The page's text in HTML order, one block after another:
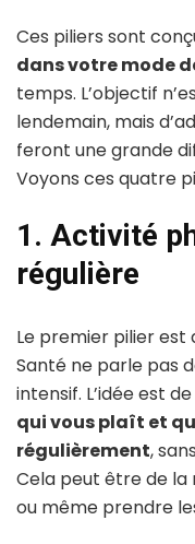
Ces piliers sont
dans votre mode
temps. L’objectif
lendemain, mais
feront une grande
Voyons ces quatre
1. Activité
régulière
Le premier pilier est
Santé ne parle pas
intensif. L’idée est
qui vous plaît et
régulièrement,
Cela peut être de la
ou même prendre